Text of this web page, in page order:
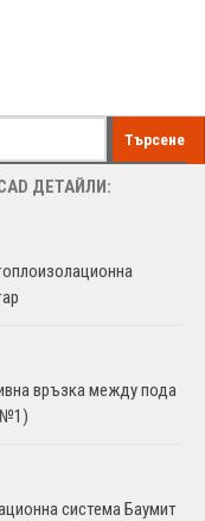
ДЕТАЙЛИ:
връзка между пода
система Баумит